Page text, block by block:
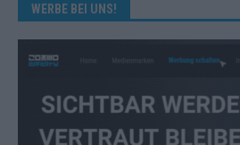
WERBE BEI UNS!